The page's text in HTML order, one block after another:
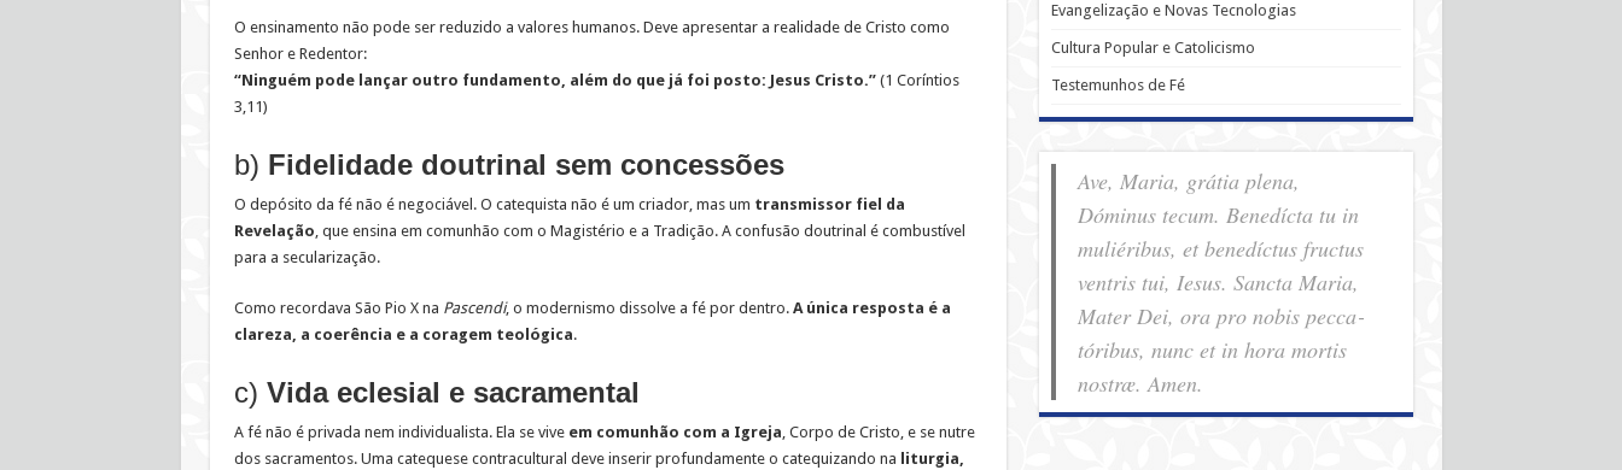
O ensinamento não pode ser reduzido a valores humanos. Deve apresentar a realidade de Cristo como
Senhor e Redentor:
“Ninguém pode lançar outro fundamento, além do que já foi posto: Jesus Cristo.”(1 Coríntios
3,11)
b) Fidelidade doutrinal sem concessões
O depósito da fé não é negociável. O catequista não é um criador, mas um transmissor fiel da
Revelação, que ensina em comunhão com o Magistério e a Tradição. A confusão doutrinal é combustível
para a secularização.
Como recordava São Pio X na Pascendi, o modernismo dissolve a fé por dentro. A única resposta é a
clareza, a coerência e a coragem teológica.
c) Vida eclesial e sacramental
A fé não é privada nem individualista. Ela se vive em comunhão com a Igreja, Corpo de Cristo, e se nutre
dos sacramentos. Uma catequese contracultural deve inserir profundamente o catequizando na liturgia,
Evangelização e Novas Tecnologias
Cultura Popular e Catolicismo
Testemunhos de Fé
Ave, Maria, grátia plena,
Dóminus tecum. Benedícta tu in
muliéribus, et benedíctus fructus
ventris tui, Iesus. Sancta Maria,
Mater Dei, ora pro nobis pec­ca­
tóribus, nunc et in hora mortis
nostræ. Amen.